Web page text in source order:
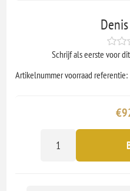
Schrijf als eerste voor
Artikelnummer voorraad referentie: